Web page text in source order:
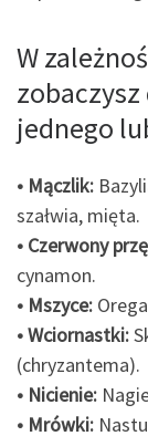
W
jednego
• Mączlik:
szałwia, mięta.
• Czerwony
cynamon.
• Mszyce:
• Wciornastki:
(chryzantema).
• Nicienie:
• Mrówki: